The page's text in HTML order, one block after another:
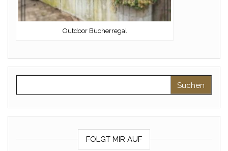
Outdoor Bücherregal
FOLGT MIR AUF